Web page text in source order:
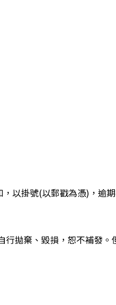
以掛號(以郵戳為憑)，逾
拋棄、毀損，恕不補發。